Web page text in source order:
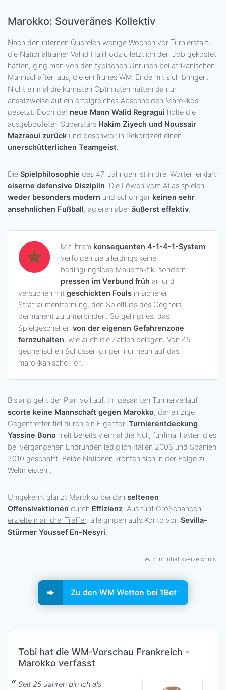
Marokko: Souveränes Kollektiv
Nach den internen Querelen wenige Wochen vor Turnierstart,
die Nationaltrainer Vahid Halilhodzic letztlich den Job gekostet
hatten, ging man von den typischen Unruhen bei afrikanischen
Mannschaften aus, die ein frühes WM-Ende mit sich bringen.
Nicht einmal die kühnsten Optimisten hätten da nur
ansatzweise auf ein erfolgreiches Abschneiden Marokkos
gesetzt. Doch der neue Mann Walid Regragui holte die
ausgebooteten Superstars Hakim Ziyech und Noussair
Mazraoui zurück und beschwor in Rekordzeit einen
unerschütterlichen Teamgeist.
Die Spielphilosophie des 47-Jährigen ist in drei Worten erklärt:
eiserne defensive Disziplin. Die Löwen vom Atlas spielen
weder besonders modern und schon gar keinen sehr
ansehnlichen Fußball, agieren aber äußerst effektiv.
Mit ihrem konsequenten 4-1-4-1-System
verfolgen sie allerdings keine
bedingungslose Mauertaktik, sondern
pressen im Verbund früh an und
versuchen mit geschickten Fouls in sicherer
Strafraumentfernung, den Spielfluss des Gegners
permanent zu unterbinden. So gelingt es, das
Spielgeschehen von der eigenen Gefahrenzone
fernzuhalten, wie auch die Zahlen belegen: Von 45
gegnerischen Schüssen gingen nur neun auf das
marokkanische Tor.
Bislang geht der Plan voll auf. Im gesamten Turnierverlauf
scorte keine Mannschaft gegen Marokko, der einzige
Gegentreffer fiel durch ein Eigentor. Turnierentdeckung
Yassine Bono hielt bereits viermal die Null, fünfmal hatten dies
bei vergangenen Endrunden lediglich Italien 2006 und Spanien
2010 geschafft. Beide Nationen krönten sich in der Folge zu
Weltmeistern.
Umgekehrt glänzt Marokko bei den seltenen
Offensivaktionen durch Effizienz. Aus fünf Großchancen
erzielte man drei Treffer, alle gingen aufs Konto von Sevilla-
Stürmer Youssef En-Nesyri.
zum Inhaltsverzeichnis
Zu den WM Wetten bei 1Bet
Tobi hat die WM-Vorschau Frankreich -
Marokko verfasst
Seit 25 Jahren bin ich als